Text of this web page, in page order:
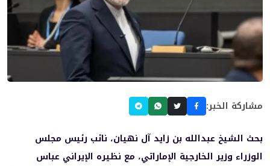
مشاركة الخبر:
بحث الشيخ عبدالله بن زايد آل نهيان، نائب رئيس مجلس
الوزراء وزير الخارجية الإماراتي، مع نظيره الإيراني عباس